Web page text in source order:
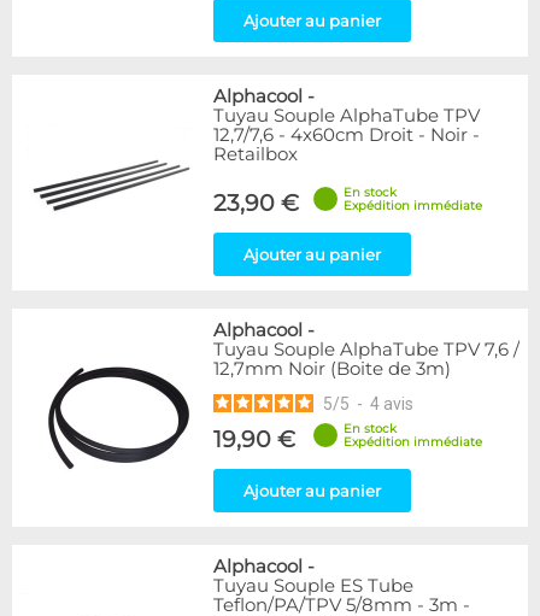
Ajouter au panier
Alphacool -
Tuyau Souple AlphaTube TPV
12,7/7,6 - 4x60cm Droit - Noir -
Retailbox
23,90 €
En stock
Expédition immédiate
Ajouter au panier
Alphacool -
Tuyau Souple AlphaTube TPV 7,6 /
12,7mm Noir (Boite de 3m)
5/5 - 4 avis
19,90 €
En stock
Expédition immédiate
Ajouter au panier
Alphacool -
Tuyau Souple ES Tube
Teflon/PA/TPV 5/8mm - 3m -